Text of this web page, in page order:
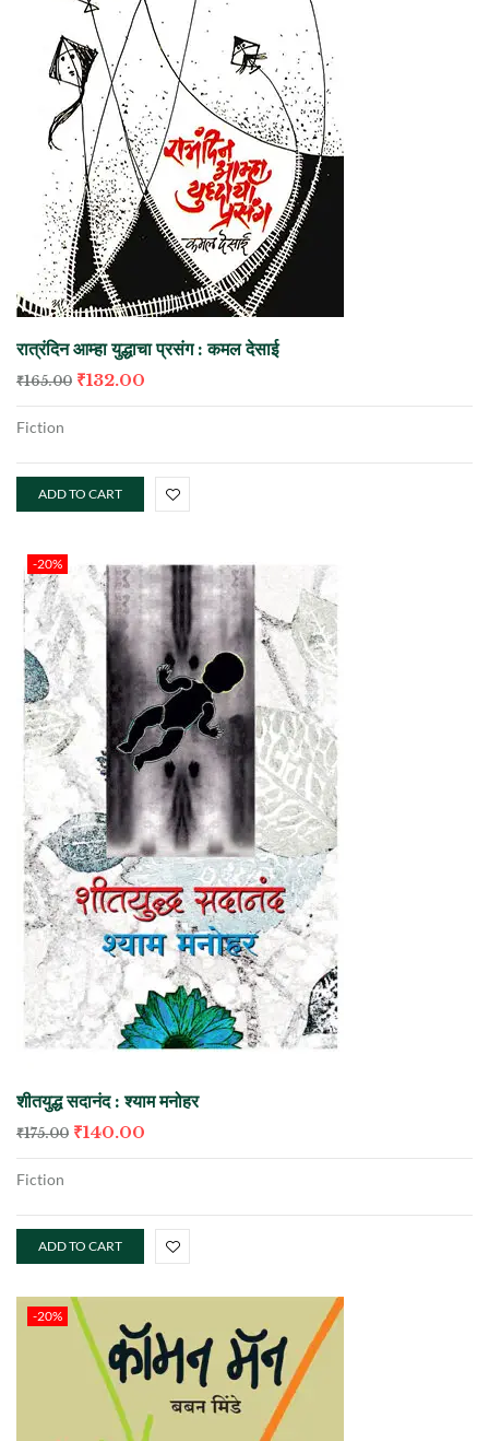
रात्रंदिन आम्हा युद्धाचा प्रसंग : कमल देसाई
₹165.00 ₹132.00
Fiction
ADD TO CART
-20%
शीतयुद्ध सदानंद : श्याम मनोहर
₹175.00 ₹140.00
Fiction
ADD TO CART
-20%